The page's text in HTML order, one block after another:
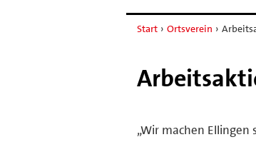
Start › Ortsverein ›
„Wir machen